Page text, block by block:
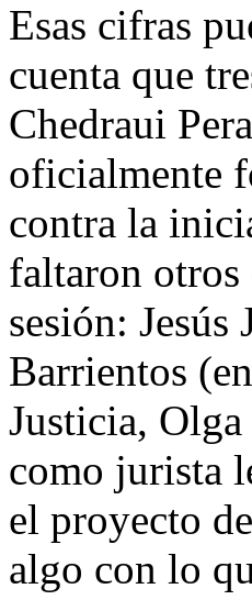
Esas cifras
cuenta que
Chedraui
oficialmente
contra la
faltaron otros
sesión:
Barrientos
Justicia,
como jurista
el proyecto
algo con lo